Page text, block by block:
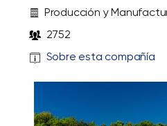
Producción y
2752
Sobre esta compañía